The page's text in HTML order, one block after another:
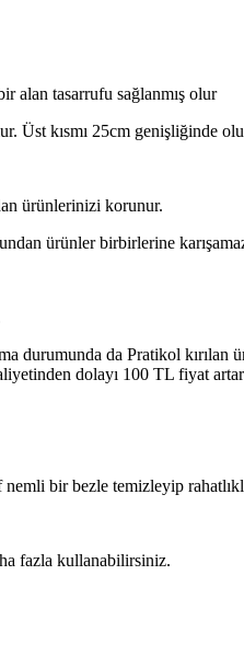
alan tasarrufu sağlanmış olur
Üst kısmı 25cm genişliğinde
ürünlerinizi korunur.
ürünler birbirlerine
durumunda da Pratikol
dolayı 100 TL fiyat
nemli bir bezle temizleyip
fazla kullanabilirsiniz.